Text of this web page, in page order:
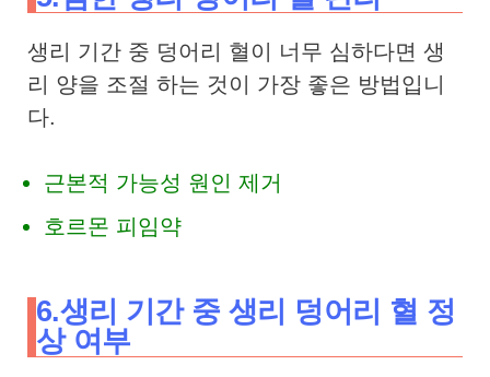
생리 기간 중 덩어리 혈이 너무 심하다면 생
리 양을 조절 하는 것이 가장 좋은 방법입니
다.
근본적 가능성 원인 제거
호르몬 피임약
6.생리 기간 중 생리 덩어리 혈 정
상 여부